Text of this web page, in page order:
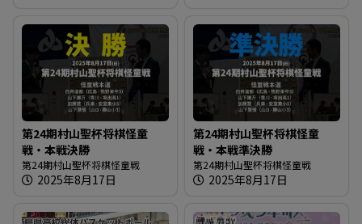
第24期村山聖杯将棋怪童
戦・本戦決勝
第24期村山聖杯将棋怪童戦
2025年8月17日
第24期村山聖杯将棋怪童
戦・本戦準決勝
第24期村山聖杯将棋怪童戦
2025年8月17日